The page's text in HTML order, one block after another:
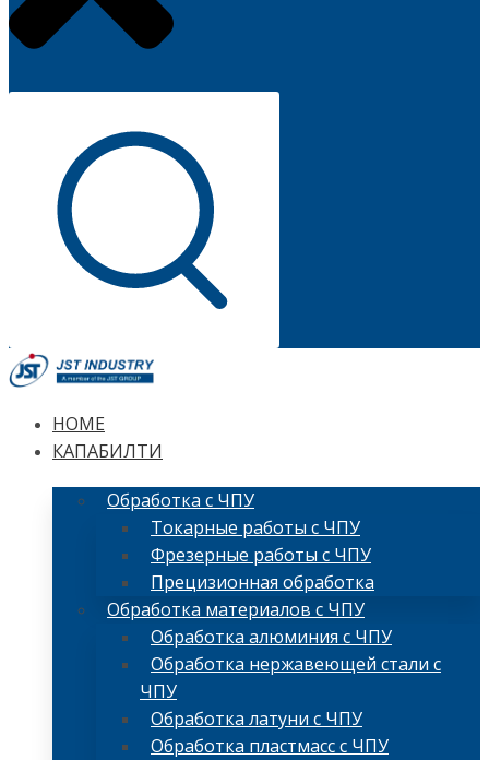
HOME
КАПАБИЛТИ
Обработка с ЧПУ
Токарные работы с ЧПУ
Фрезерные работы с ЧПУ
Прецизионная обработка
Обработка материалов с ЧПУ
Обработка алюминия с ЧПУ
Обработка нержавеющей стали с
ЧПУ
Обработка латуни с ЧПУ
Обработка пластмасс с ЧПУ